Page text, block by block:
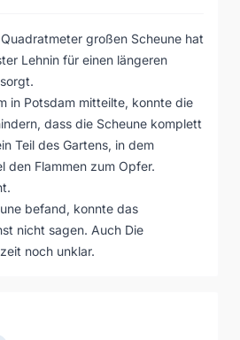
großen Scheune hat
Lehnin für einen längeren
in Potsdam mitteilte, konnte die
dass die Scheune komplett
Teil des Gartens, in dem
den Flammen zum Opfer.
befand, konnte das
nicht sagen. Auch Die
noch unklar.